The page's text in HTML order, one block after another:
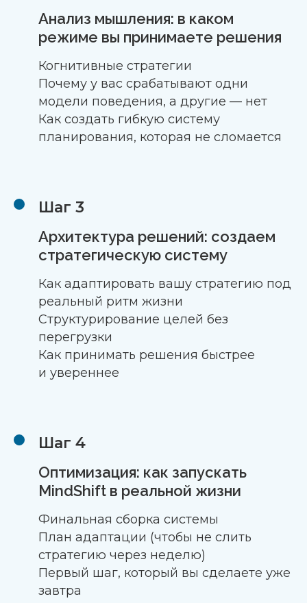
Анализ мышления: в каком
режиме вы принимаете решения
Когнитивные стратегии
Почему у вас срабатывают одни
модели поведения, а другие — нет
Как создать гибкую систему
планирования, которая не сломается
Шаг 3
Архитектура решений: создаем
стратегическую систему
Как адаптировать вашу стратегию под
реальный ритм жизни
Структурирование целей без
перегрузки
Как принимать решения быстрее
и увереннее
Шаг 4
Оптимизация: как запускать
MindShift в реальной жизни
Финальная сборка системы
План адаптации (чтобы не слить
стратегию через неделю)
Первый шаг, который вы сделаете уже
завтра